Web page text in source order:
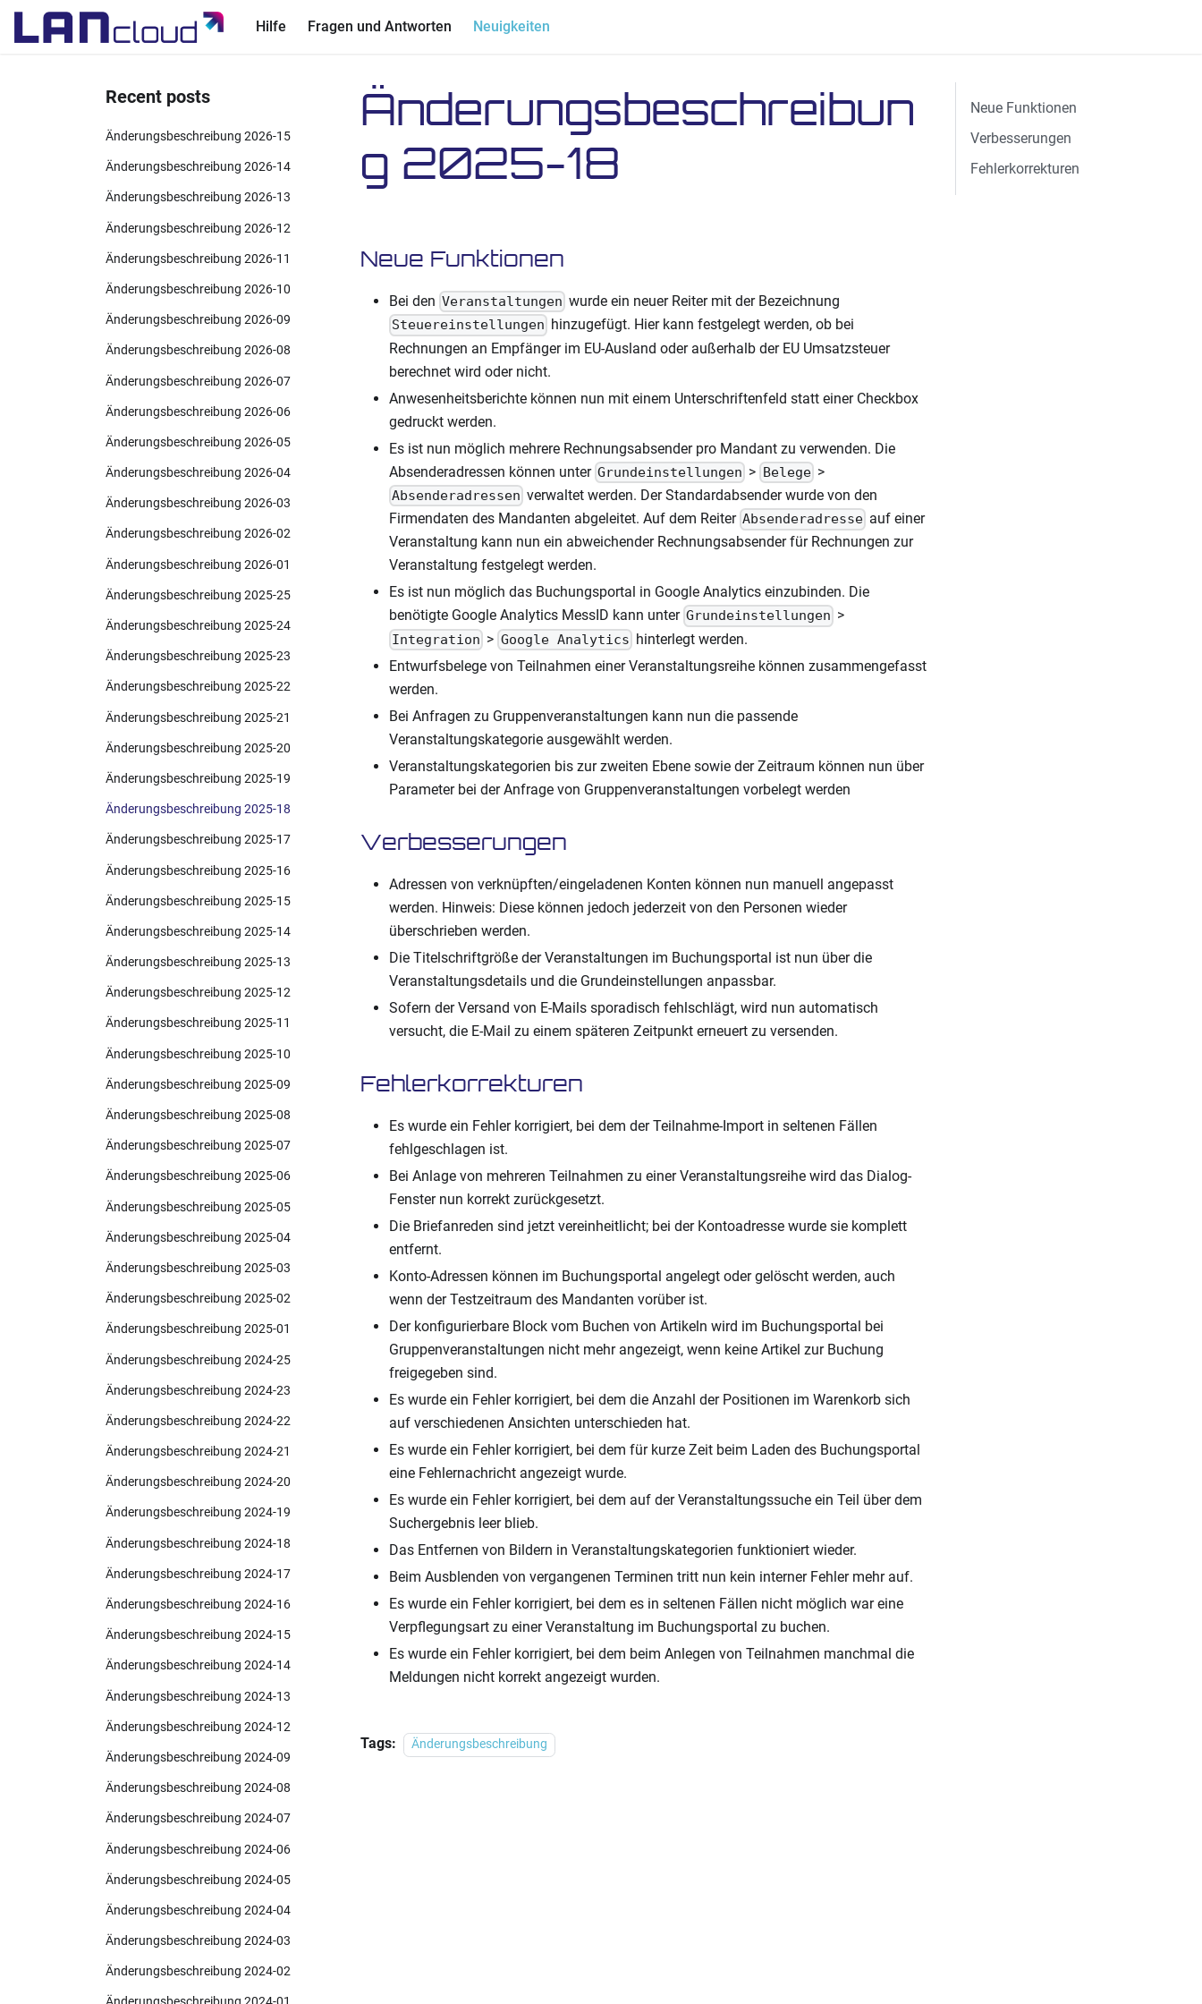
Hilfe Fragen und Antworten Neuigkeiten
Recent posts
Änderungsbeschreibung 2026-15
Änderungsbeschreibung 2026-14
Änderungsbeschreibung 2026-13
Änderungsbeschreibung 2026-12
Änderungsbeschreibung 2026-11
Änderungsbeschreibung 2026-10
Änderungsbeschreibung 2026-09
Änderungsbeschreibung 2026-08
Änderungsbeschreibung 2026-07
Änderungsbeschreibung 2026-06
Änderungsbeschreibung 2026-05
Änderungsbeschreibung 2026-04
Änderungsbeschreibung 2026-03
Änderungsbeschreibung 2026-02
Änderungsbeschreibung 2026-01
Änderungsbeschreibung 2025-25
Änderungsbeschreibung 2025-24
Änderungsbeschreibung 2025-23
Änderungsbeschreibung 2025-22
Änderungsbeschreibung 2025-21
Änderungsbeschreibung 2025-20
Änderungsbeschreibung 2025-19
Änderungsbeschreibung 2025-18
Änderungsbeschreibung 2025-17
Änderungsbeschreibung 2025-16
Änderungsbeschreibung 2025-15
Änderungsbeschreibung 2025-14
Änderungsbeschreibung 2025-13
Änderungsbeschreibung 2025-12
Änderungsbeschreibung 2025-11
Änderungsbeschreibung 2025-10
Änderungsbeschreibung 2025-09
Änderungsbeschreibung 2025-08
Änderungsbeschreibung 2025-07
Änderungsbeschreibung 2025-06
Änderungsbeschreibung 2025-05
Änderungsbeschreibung 2025-04
Änderungsbeschreibung 2025-03
Änderungsbeschreibung 2025-02
Änderungsbeschreibung 2025-01
Änderungsbeschreibung 2024-25
Änderungsbeschreibung 2024-23
Änderungsbeschreibung 2024-22
Änderungsbeschreibung 2024-21
Änderungsbeschreibung 2024-20
Änderungsbeschreibung 2024-19
Änderungsbeschreibung 2024-18
Änderungsbeschreibung 2024-17
Änderungsbeschreibung 2024-16
Änderungsbeschreibung 2024-15
Änderungsbeschreibung 2024-14
Änderungsbeschreibung 2024-13
Änderungsbeschreibung 2024-12
Änderungsbeschreibung 2024-09
Änderungsbeschreibung 2024-08
Änderungsbeschreibung 2024-07
Änderungsbeschreibung 2024-06
Änderungsbeschreibung 2024-05
Änderungsbeschreibung 2024-04
Änderungsbeschreibung 2024-03
Änderungsbeschreibung 2024-02
Änderungsbeschreibun
g 2025-18
Neue Funktionen
Bei den Veranstaltungen wurde ein neuer Reiter mit der Bezeichnung
Steuereinstellungen hinzugefügt. Hier kann festgelegt werden, ob bei
Rechnungen an Empfänger im EU-Ausland oder außerhalb der EU Umsatzsteuer
berechnet wird oder nicht.
Anwesenheitsberichte können nun mit einem Unterschriftenfeld statt einer Checkbox
gedruckt werden.
Es ist nun möglich mehrere Rechnungsabsender pro Mandant zu verwenden. Die
Absenderadressen können unter Grundeinstellungen > Belege >
Absenderadressen verwaltet werden. Der Standardabsender wurde von den
Firmendaten des Mandanten abgeleitet. Auf dem Reiter Absenderadresse auf einer
Veranstaltung kann nun ein abweichender Rechnungsabsender für Rechnungen zur
Veranstaltung festgelegt werden.
Es ist nun möglich das Buchungsportal in Google Analytics einzubinden. Die
benötigte Google Analytics MessID kann unter Grundeinstellungen >
Integration > Google Analytics hinterlegt werden.
Entwurfsbelege von Teilnahmen einer Veranstaltungsreihe können zusammengefasst
werden.
Bei Anfragen zu Gruppenveranstaltungen kann nun die passende
Veranstaltungskategorie ausgewählt werden.
Veranstaltungskategorien bis zur zweiten Ebene sowie der Zeitraum können nun über
Parameter bei der Anfrage von Gruppenveranstaltungen vorbelegt werden
Verbesserungen
Adressen von verknüpften/eingeladenen Konten können nun manuell angepasst
werden. Hinweis: Diese können jedoch jederzeit von den Personen wieder
überschrieben werden.
Die Titelschriftgröße der Veranstaltungen im Buchungsportal ist nun über die
Veranstaltungsdetails und die Grundeinstellungen anpassbar.
Sofern der Versand von E-Mails sporadisch fehlschlägt, wird nun automatisch
versucht, die E-Mail zu einem späteren Zeitpunkt erneuert zu versenden.
Fehlerkorrekturen
Es wurde ein Fehler korrigiert, bei dem der Teilnahme-Import in seltenen Fällen
fehlgeschlagen ist.
Bei Anlage von mehreren Teilnahmen zu einer Veranstaltungsreihe wird das Dialog-
Fenster nun korrekt zurückgesetzt.
Die Briefanreden sind jetzt vereinheitlicht; bei der Kontoadresse wurde sie komplett
entfernt.
Konto-Adressen können im Buchungsportal angelegt oder gelöscht werden, auch
wenn der Testzeitraum des Mandanten vorüber ist.
Der konfigurierbare Block vom Buchen von Artikeln wird im Buchungsportal bei
Gruppenveranstaltungen nicht mehr angezeigt, wenn keine Artikel zur Buchung
freigegeben sind.
Es wurde ein Fehler korrigiert, bei dem die Anzahl der Positionen im Warenkorb sich
auf verschiedenen Ansichten unterschieden hat.
Es wurde ein Fehler korrigiert, bei dem für kurze Zeit beim Laden des Buchungsportal
eine Fehlernachricht angezeigt wurde.
Es wurde ein Fehler korrigiert, bei dem auf der Veranstaltungssuche ein Teil über dem
Suchergebnis leer blieb.
Das Entfernen von Bildern in Veranstaltungskategorien funktioniert wieder.
Beim Ausblenden von vergangenen Terminen tritt nun kein interner Fehler mehr auf.
Es wurde ein Fehler korrigiert, bei dem es in seltenen Fällen nicht möglich war eine
Verpflegungsart zu einer Veranstaltung im Buchungsportal zu buchen.
Es wurde ein Fehler korrigiert, bei dem beim Anlegen von Teilnahmen manchmal die
Meldungen nicht korrekt angezeigt wurden.
Tags: Änderungsbeschreibung
Neue Funktionen
Verbesserungen
Fehlerkorrekturen